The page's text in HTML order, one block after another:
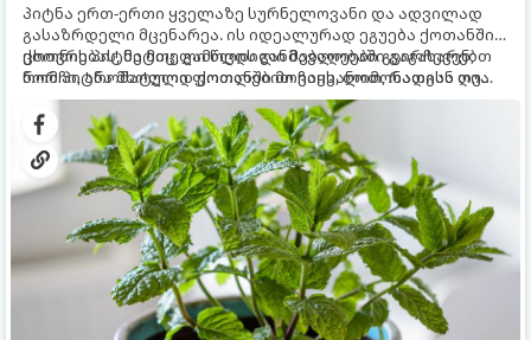
პიტნა ერთ-ერთი ყველაზე სურნელოვანი და ადვილად
გასაზრდელი მცენარეა. ის იდეალურად ეგუება ქოთანში
ცხოვრებას, მეტიც, გამოცდილი მებაღეები გვირჩევენ,
რომ პიტნა მხოლოდ ქოთანში მოვიყვანოთ, რადგან ღია
გრუნტში (ბაღში) დარგვისას ის ფესვებით ძალიან
სწრაფად ვრცელდება და სხვა მცენარეებს ავიწროებს.
ქოთნის პიტნა მთელი წლის განმავლობაში გაგახარებთ
ნორჩი, არომატული ფოთლებით ჩაის, ლიმონათისა თუ
კერძებისთვის.